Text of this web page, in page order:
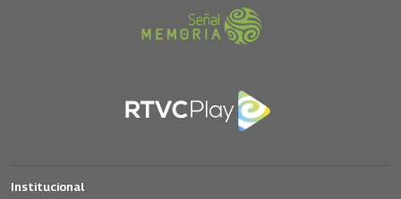
Institucional